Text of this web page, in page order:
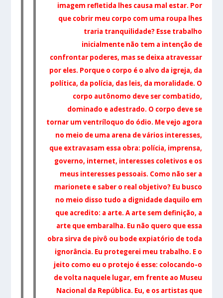
imagem refletida lhes causa mal estar. Por
que cobrir meu corpo com uma roupa lhes
traria tranquilidade? Esse trabalho
inicialmente não tem a intenção de
confrontar poderes, mas se deixa atravessar
por eles. Porque o corpo é o alvo da igreja, da
política, da polícia, das leis, da moralidade. O
corpo autônomo deve ser combatido,
dominado e adestrado. O corpo deve se
tornar um ventríloquo do ódio. Me vejo agora
no meio de uma arena de vários interesses,
que extravasam essa obra: polícia, imprensa,
governo, internet, interesses coletivos e os
meus interesses pessoais. Como não ser a
marionete e saber o real objetivo? Eu busco
no meio disso tudo a dignidade daquilo em
que acredito: a arte. A arte sem definição, a
arte que embaralha. Eu não quero que essa
obra sirva de pivô ou bode expiatório de toda
ignorância. Eu protegerei meu trabalho. E o
jeito como eu o protejo é esse: colocando-o
de volta naquele lugar, em frente ao Museu
Nacional da República. Eu, e os artistas que